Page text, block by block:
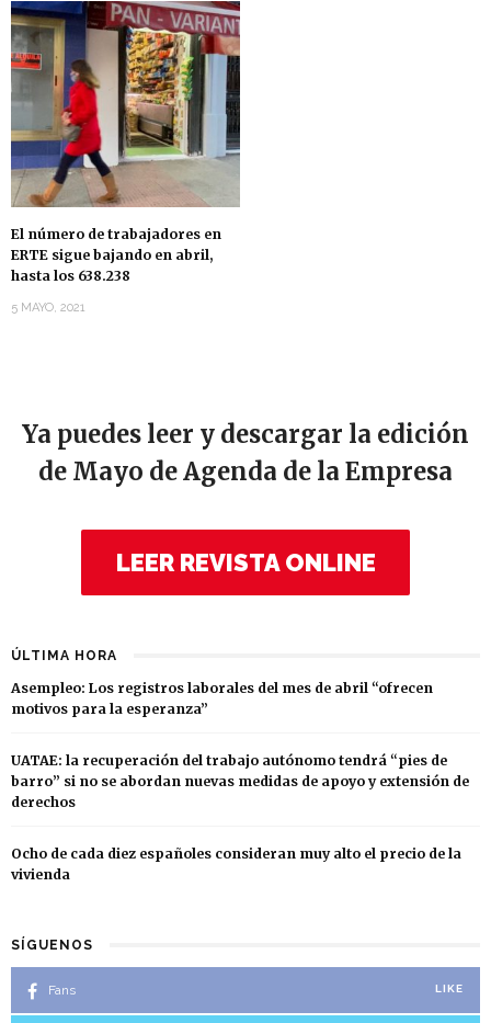
El número de trabajadores en
ERTE sigue bajando en abril,
hasta los 638.238
5 MAYO, 2021
Ya puedes leer y descargar la edición
de Mayo de Agenda de la Empresa
LEER REVISTA ONLINE
ÚLTIMA HORA
Asempleo: Los registros laborales del mes de abril “ofrecen
motivos para la esperanza”
UATAE: la recuperación del trabajo autónomo tendrá “pies de
barro” si no se abordan nuevas medidas de apoyo y extensión de
derechos
Ocho de cada diez españoles consideran muy alto el precio de la
vivienda
SÍGUENOS
Fans LIKE